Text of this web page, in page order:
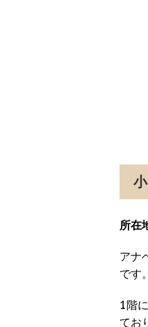
所在
アナ
です
1階
てお